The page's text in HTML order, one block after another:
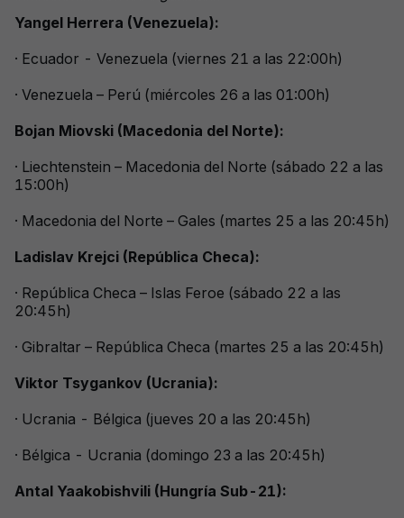
Yangel Herrera (Venezuela):
· Ecuador - Venezuela (viernes 21 a las 22:00h)
· Venezuela – Perú (miércoles 26 a las 01:00h)
Bojan Miovski (Macedonia del Norte):
· Liechtenstein – Macedonia del Norte (sábado 22 a las
15:00h)
· Macedonia del Norte – Gales (martes 25 a las 20:45h)
Ladislav Krejci (República Checa):
· República Checa – Islas Feroe (sábado 22 a las
20:45h)
· Gibraltar – República Checa (martes 25 a las 20:45h)
Viktor Tsygankov (Ucrania):
· Ucrania - Bélgica (jueves 20 a las 20:45h)
· Bélgica - Ucrania (domingo 23 a las 20:45h)
Antal Yaakobishvili (Hungría Sub-21):